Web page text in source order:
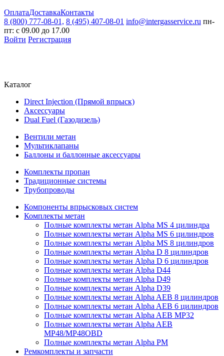
ОплатаДоставкаКонтакты
8 (800) 777-08-01, 8 (495) 407-08-01 info@intergasservice.ru пн-
пт: с 09.00 до 17.00
Войти Регистрация
Каталог
Direct Injection (Прямой впрыск)
Аксессуары
Dual Fuel (Газодизель)
Вентили метан
Мультиклапаны
Баллоны и баллонные аксессуары
Комплекты пропан
Традиционные системы
Трубопроводы
Компоненты впрысковых систем
Комплекты метан
Полные комплекты метан Alpha MS 4 цилиндра
Полные комплекты метан Alpha MS 6 цилиндров
Полные комплекты метан Alpha MS 8 цилиндров
Полные комплекты метан Alpha D 8 цилиндров
Полные комплекты метан Alpha D 6 цилиндров
Полные комплекты метан Alpha D44
Полные комплекты метан Alpha D49
Полные комплекты метан Alpha D39
Полные комплекты метан Alpha AEB 8 цилиндров
Полные комплекты метан Alpha AEB 6 цилиндров
Полные комплекты метан Alpha AEB MP32
Полные комплекты метан Alpha AEB
MP48/MP48OBD
Полные комплекты метан Alpha PM
Ремкомплекты и запчасти